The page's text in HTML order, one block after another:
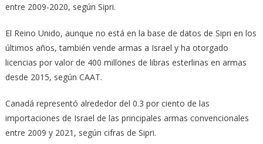
entre 2009-2020, según Sipri.
El Reino Unido, aunque no está en la base de datos de Sipri en los
últimos años, también vende armas a Israel y ha otorgado
licencias por valor de 400 millones de libras esterlinas en armas
desde 2015, según CAAT.
Canadá representó alrededor del 0.3 por ciento de las
importaciones de Israel de las principales armas convencionales
entre 2009 y 2021, según cifras de Sipri.